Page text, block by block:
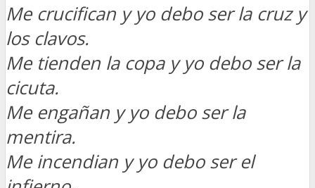
Me crucifican y yo debo ser la cruz y
los clavos.
Me tienden la copa y yo debo ser la
cicuta.
Me engañan y yo debo ser la
mentira.
Me incendian y yo debo ser el